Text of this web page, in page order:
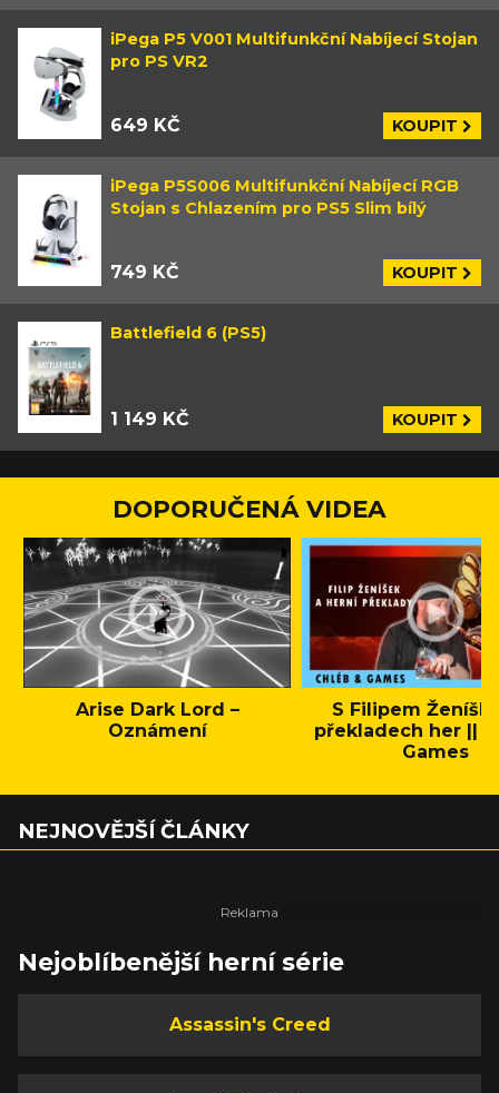
iPega P5 V001 Multifunkční Nabíjecí Stojan
pro PS VR2
649 KČ KOUPIT
iPega P5S006 Multifunkční Nabíjecí RGB
Stojan s Chlazením pro PS5 Slim bílý
749 KČ KOUPIT
Battlefield 6 (PS5)
1 149 KČ KOUPIT
DOPORUČENÁ VIDEA
Arise Dark Lord –
Oznámení
S Filipem
překladech her ||
Games
NEJNOVĚJŠÍ ČLÁNKY
Nejoblíbenější herní série
Assassin's Creed